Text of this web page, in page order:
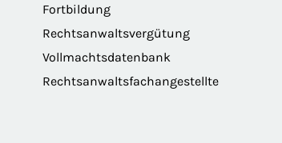
Fortbildung
Rechtsanwaltsvergütung
Vollmachtsdatenbank
Rechtsanwaltsfachangestellte